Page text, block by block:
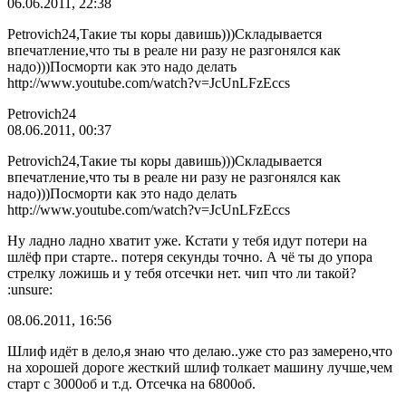
Petrovich24,Такие ты коры давишь)))Складывается
впечатление,что ты в реале ни разу не разгонялся как
надо)))Посморти как это надо делать
http://www.youtube.com/watch?v=JcUnLFzEccs
Petrovich24
08.06.2011, 00:37
Petrovich24,Такие ты коры давишь)))Складывается
впечатление,что ты в реале ни разу не разгонялся как
надо)))Посморти как это надо делать
http://www.youtube.com/watch?v=JcUnLFzEccs
Ну ладно ладно хватит уже. Кстати у тебя идут потери на
шлёф при старте.. потеря секунды точно. А чё ты до упора
стрелку ложишь и у тебя отсечки нет. чип что ли такой?
:unsure:
08.06.2011, 16:56
Шлиф идёт в дело,я знаю что делаю..уже сто раз замерено,что
на хорошей дороге жесткий шлиф толкает машину лучше,чем
старт с 3000об и т.д. Отсечка на 6800об.